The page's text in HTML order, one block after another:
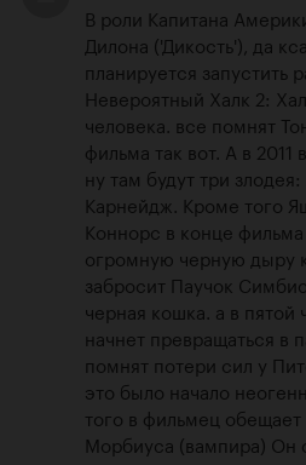
В роли Капитана
Дилона ('Дикость'), да
планируется запустить
Невероятный Халк 2:
человека. все помнят
фильма так вот. А в 2011
ну там будут три
Карнейдж. Кроме того
Коннорс в конце
огромную черную дыру
забросит Паучок
черная кошка. а в пятой
начнет превращаться в
помнят потери сил у
это было начало
того в фильмец
Морбиуса (вампира) Он